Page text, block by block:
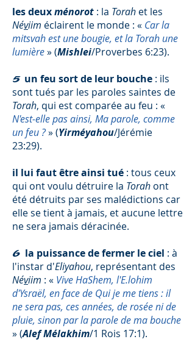
les deuxménorot : la Torah et les
Néviim éclairent le monde : « Car la
mitsvah est une bougie, et la Torah une
lumière» (Mishlei/Proverbes 6:23).
5 un feu sort de leur bouche : ils
sont tués par les paroles saintes de
Torah, qui est comparée au feu : «
N'est-elle pas ainsi, Ma parole, comme
un feu ?» (Yirméyahou/Jérémie
23:29).
il lui faut être ainsi tué : tous ceux
qui ont voulu détruire la Torah ont
été détruits par ses malédictions car
elle se tient à jamais, et aucune lettre
ne sera jamais déracinée.
6 la puissance de fermer le ciel : à
l'instar d'Eliyahou, représentant des
Néviim : « Vive HaShem, l'E.lohim
d'Ysraël, en face de Qui je me tiens : il
ne sera pas, ces années, de rosée ni de
pluie, sinon par la parole de ma bouche
» (Alef Mélakhim/1 Rois 17:1).